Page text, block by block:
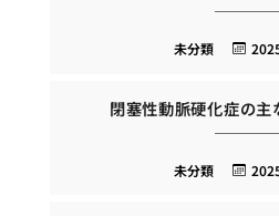
未分類
閉塞性動脈硬化症の主
未分類